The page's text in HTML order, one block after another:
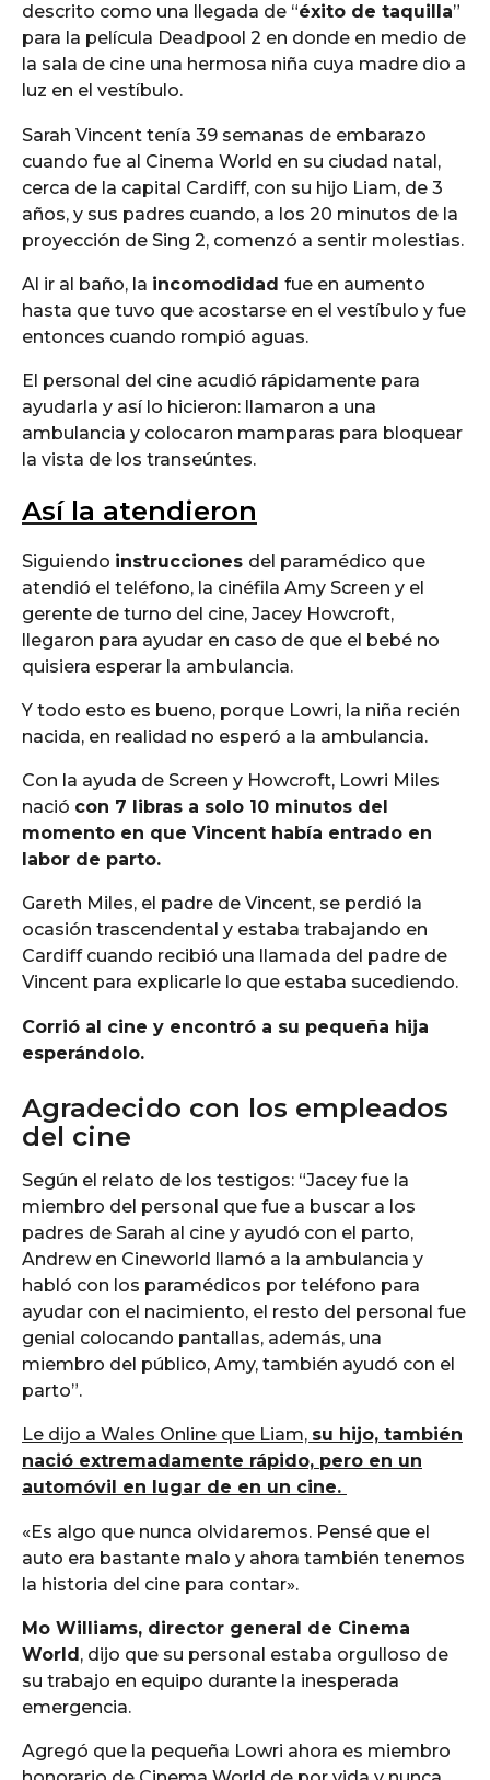
descrito como una llegada de “éxito de taquilla”
para la película Deadpool 2 en donde en medio de
la sala de cine una hermosa niña cuya madre dio a
luz en el vestíbulo.
Sarah Vincent tenía 39 semanas de embarazo
cuando fue al Cinema World en su ciudad natal,
cerca de la capital Cardiff, con su hijo Liam, de 3
años, y sus padres cuando, a los 20 minutos de la
proyección de Sing 2, comenzó a sentir molestias.
Al ir al baño, la incomodidad fue en aumento
hasta que tuvo que acostarse en el vestíbulo y fue
entonces cuando rompió aguas.
El personal del cine acudió rápidamente para
ayudarla y así lo hicieron: llamaron a una
ambulancia y colocaron mamparas para bloquear
la vista de los transeúntes.
Así la atendieron
Siguiendo instrucciones del paramédico que
atendió el teléfono, la cinéfila Amy Screen y el
gerente de turno del cine, Jacey Howcroft,
llegaron para ayudar en caso de que el bebé no
quisiera esperar la ambulancia.
Y todo esto es bueno, porque Lowri, la niña recién
nacida, en realidad no esperó a la ambulancia.
Con la ayuda de Screen y Howcroft, Lowri Miles
nació con 7 libras a solo 10 minutos del
momento en que Vincent había entrado en
labor de parto.
Gareth Miles, el padre de Vincent, se perdió la
ocasión trascendental y estaba trabajando en
Cardiff cuando recibió una llamada del padre de
Vincent para explicarle lo que estaba sucediendo.
Corrió al cine y encontró a su pequeña hija
esperándolo.
Agradecido con los empleados
del cine
Según el relato de los testigos: “Jacey fue la
miembro del personal que fue a buscar a los
padres de Sarah al cine y ayudó con el parto,
Andrew en Cineworld llamó a la ambulancia y
habló con los paramédicos por teléfono para
ayudar con el nacimiento, el resto del personal fue
genial colocando pantallas, además, una
miembro del público, Amy, también ayudó con el
parto”.
Le dijo a Wales Online que Liam, su hijo, también
nació extremadamente rápido, pero en un
automóvil en lugar de en un cine.
«Es algo que nunca olvidaremos. Pensé que el
auto era bastante malo y ahora también tenemos
la historia del cine para contar».
Mo Williams, director general de Cinema
World, dijo que su personal estaba orgulloso de
su trabajo en equipo durante la inesperada
emergencia.
Agregó que la pequeña Lowri ahora es miembro